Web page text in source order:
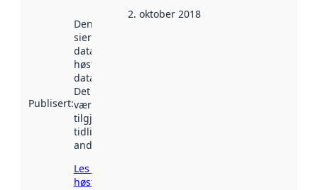
Publisert:
Denne datoen
sier når
datasettet ble
høstet av
data.norge.no.
Det kan ha
vært
tilgjengelig
tidligere
andre steder.
Les mer om
høsting her
2. oktober 2018